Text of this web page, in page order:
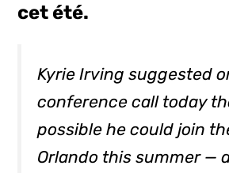
cet été.
Kyrie Irving suggested
conference call today
possible he could join
Orlando this summer —